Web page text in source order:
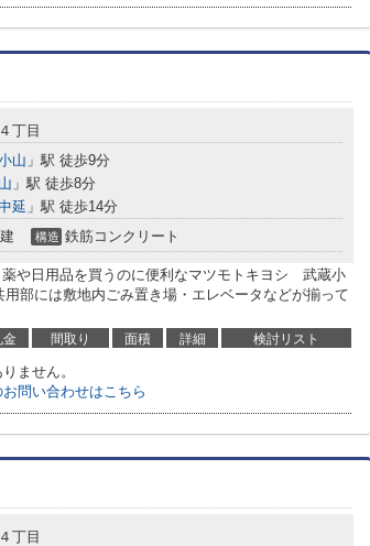
４丁目
山 」駅 徒歩9分
」駅 徒歩8分
延 」駅 徒歩14分
構造 鉄筋コンクリート
や日用品を買うのに便利なマツモトキヨシ 武蔵小
部には敷地内ごみ置き場・エレベータなどが揃って
金 間取り 面積 詳細 検討リスト
ません。
問い合わせはこちら
４丁目